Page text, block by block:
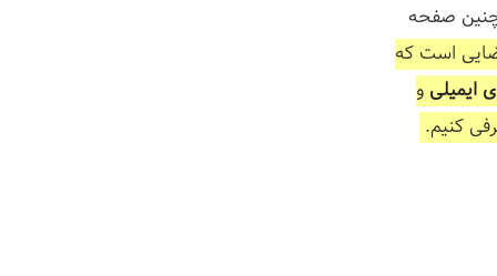
صفحه
است که
ایمیلی و
کنیم.